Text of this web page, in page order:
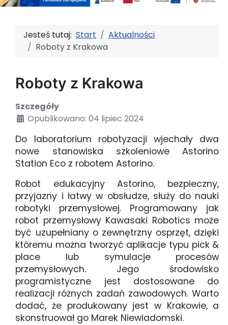
Jesteś tutaj:Start
Aktualności
Roboty z Krakowa
Roboty z Krakowa
Szczegóły
Opublikowano: 04 lipiec 2024
Do laboratorium robotyzacji wjechały dwa
nowe stanowiska szkoleniowe Astorino
Station Eco z robotem Astorino.
Robot edukacyjny Astorino, bezpieczny,
przyjazny i łatwy w obsłudze, służy do nauki
robotyki przemysłowej. Programowany jak
robot przemysłowy Kawasaki Robotics może
być uzupełniany o zewnętrzny osprzęt, dzięki
któremu można tworzyć aplikacje typu pick &
place lub symulacje procesów
przemysłowych. Jego środowisko
programistyczne jest dostosowane do
realizacji różnych zadań zawodowych. Warto
dodać, że produkowany jest w Krakowie, a
skonstruował go Marek Niewiadomski.